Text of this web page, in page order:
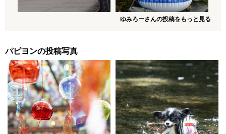
ゆみろーさんの投稿をもっと見る
パピヨンの投稿写真